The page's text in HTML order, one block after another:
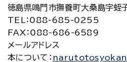
徳島県鳴門市撫養町大桑島字蛭
TEL
：088-685-0255
FAX ：088-686-6589
メールアドレス
本について ：